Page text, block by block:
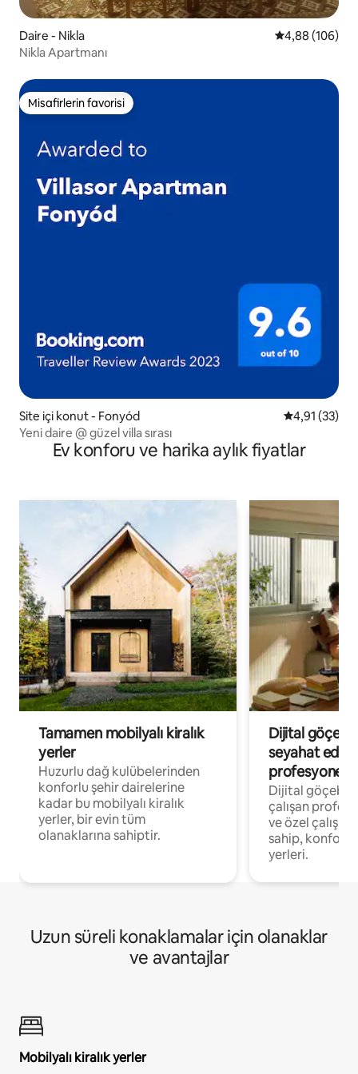
Daire - Nikla 5 üzerinden
4,88 (106)
Nikla Apartmanı
Misafirlerin favorisi
Misafirlerin favorisi
Site içi konut - Fonyód 5 üzerinden
4,91 (33)
Yeni daire @ güzel villa sırası
Ev konforu ve harika aylık fiyatlar
Tamamen mobilyalı kiralık
yerler
Huzurlu dağ kulübelerinden
konforlu şehir dairelerine
kadar bu mobilyalı kiralık
yerler, bir evin tüm
olanaklarına sahiptir.
Dijital
seyahat eden
Dijital
çalışan
ve özel
sahip,
yerleri.
Uzun süreli konaklamalar için olanaklar
ve avantajlar
Mobilyalı kiralık yerler